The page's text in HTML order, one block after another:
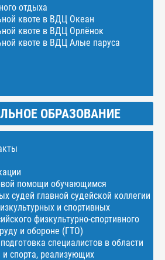
отдыха
квоте в ВДЦ Океан
квоте в ВДЦ Орлёнок
квоте в ВДЦ Алые паруса
ОБРАЗОВАНИЕ
помощи обучающимся
судей главной судейской коллегии
и спортивных
физкультурно-спортивного
и обороне (ГТО)
специалистов в области
спорта, реализующих